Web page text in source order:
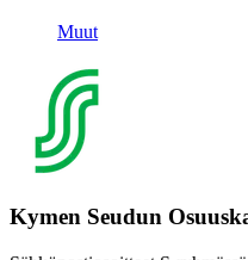
Muut
Kymen Seudun